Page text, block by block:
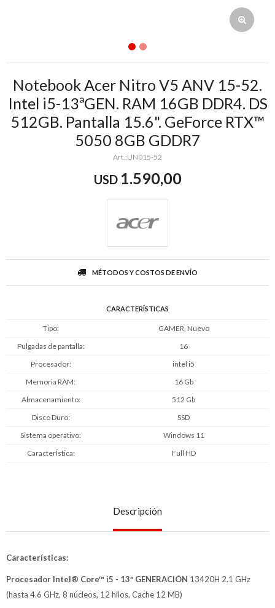
Notebook Acer Nitro V5 ANV 15-52.
Intel i5-13ªGEN. RAM 16GB DDR4. DS
512GB. Pantalla 15.6". GeForce RTX™
5050 8GB GDDR7
UN015-52
USD 1.590,00
MÉTODOS Y COSTOS DE ENVÍO
CARACTERÍSTICAS
Tipo
GAMER, Nuevo
Pulgadas de pantalla
16
Procesador
intel i5
Memoria RAM
16 Gb
Almacenamiento
512 Gb
Disco Duro
SSD
Sistema operativo
Windows 11
CaracterÍstica
Full HD
Descripción
Características:
Procesador Intel® Core™ i5 - 13ª GENERACIÓN 13420H 2.1 GHz
(hasta 4.6 GHz, 8 núcleos, 12 hilos, Cache 12 MB)